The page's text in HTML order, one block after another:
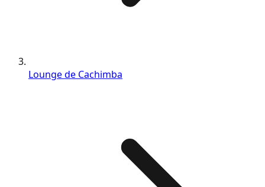
Lounge de Cachimba